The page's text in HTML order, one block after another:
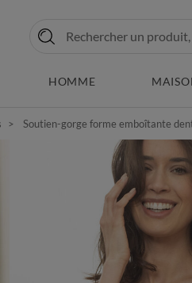
HOMME
Soutien-gorge forme emboîtante